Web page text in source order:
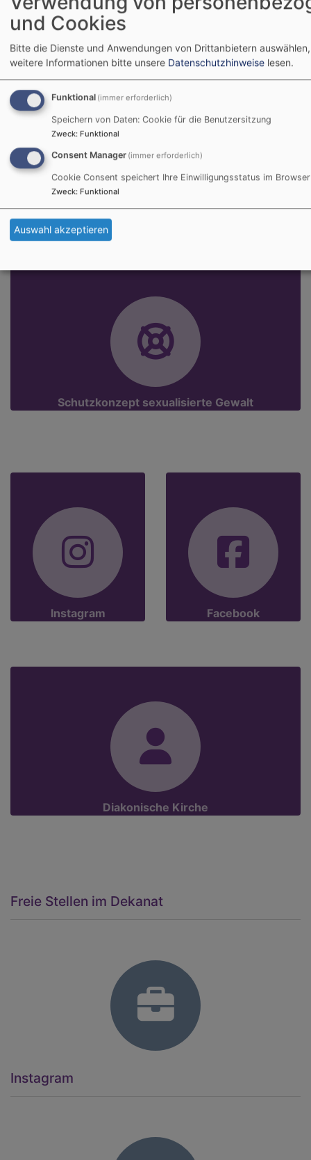
Radioandachten Fernsehgottesdienste
Schutzkonzept sexualisierte Gewalt
Instagram Facebook
Diakonische Kirche
Freie Stellen im Dekanat
Instagram
und Cookies
Bitte die Dienste und Anwendungen von Drittanbietern
weitere Informationen bitte unsere Datenschutzhinweise lesen.
Funktional (immer erforderlich)
Speichern von Daten: Cookie für die Benutzersitzung
Zweck: Funktional
Consent Manager (immer erforderlich)
Cookie Consent speichert Ihre Einwilligungsstatus im Browser
Zweck: Funktional
Auswahl akzeptieren